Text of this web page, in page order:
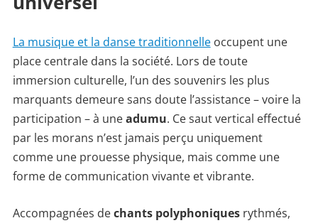
La musique et la danse traditionnelle occupent une
place centrale dans la société. Lors de toute
immersion culturelle, l’un des souvenirs les plus
marquants demeure sans doute l’assistance – voire la
participation – à uneadumu. Ce saut vertical effectué
par les morans n’est jamais perçu uniquement
comme une prouesse physique, mais comme une
forme de communication vivante et vibrante.
Accompagnées dechants polyphoniquesrythmés,